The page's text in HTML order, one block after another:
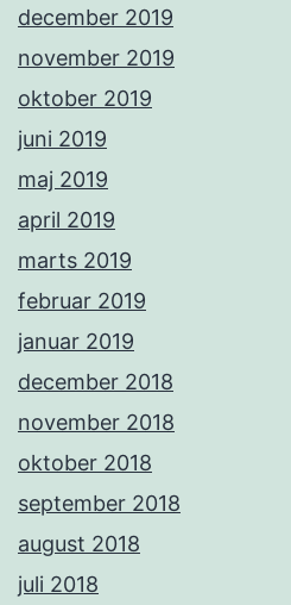
december 2019
november 2019
oktober 2019
juni 2019
maj 2019
april 2019
marts 2019
februar 2019
januar 2019
december 2018
november 2018
oktober 2018
september 2018
august 2018
juli 2018